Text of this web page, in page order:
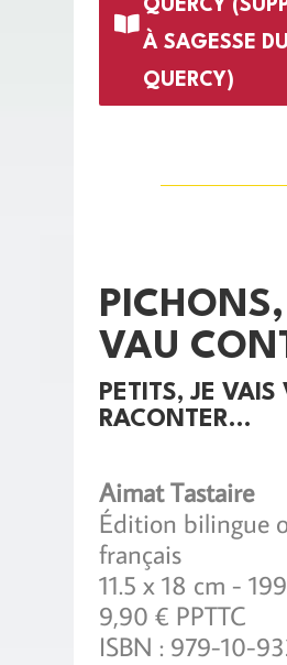
QUERCY
À SAGESSE DU
QUERCY)
VAU
PETITS, JE VAIS
RACONTER...
Aimat Tastaire
Édition bilingue
français
11.5 x 18 cm -
9,90 € PPTTC
ISBN : 979-10-